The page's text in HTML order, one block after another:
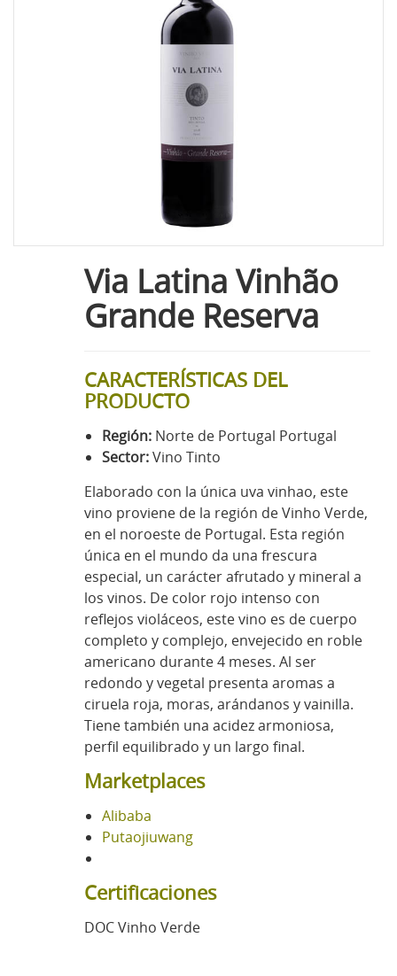
Via Latina Vinhão
Grande Reserva
CARACTERÍSTICAS DEL
PRODUCTO
Región: Norte de Portugal Portugal
Sector:Vino Tinto
Elaborado con la única uva vinhao, este
vino proviene de la región de Vinho Verde,
en el noroeste de Portugal. Esta región
única en el mundo da una frescura
especial, un carácter afrutado y mineral a
los vinos. De color rojo intenso con
reflejos violáceos, este vino es de cuerpo
completo y complejo, envejecido en roble
americano durante 4 meses. Al ser
redondo y vegetal presenta aromas a
ciruela roja, moras, arándanos y vainilla.
Tiene también una acidez armoniosa,
perfil equilibrado y un largo final.
Marketplaces
Alibaba
Putaojiuwang
Certificaciones
DOC Vinho Verde